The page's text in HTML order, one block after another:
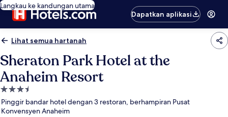
Langkau ke kandungan utama
Dapatkan aplikasi
Lihat semua hartanah
Sheraton Park Hotel at the
Anaheim Resort
Hartanah
3.5
bintang
Pinggir bandar hotel dengan 3 restoran, berhampiran Pusat
Konvensyen Anaheim